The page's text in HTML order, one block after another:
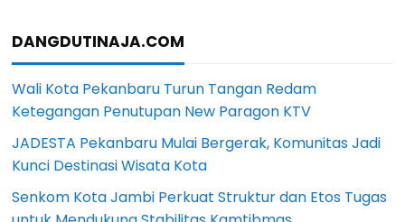
DANGDUTINAJA.COM
Wali Kota Pekanbaru Turun Tangan Redam
Ketegangan Penutupan New Paragon KTV
JADESTA Pekanbaru Mulai Bergerak, Komunitas Jadi
Kunci Destinasi Wisata Kota
Senkom Kota Jambi Perkuat Struktur dan Etos Tugas